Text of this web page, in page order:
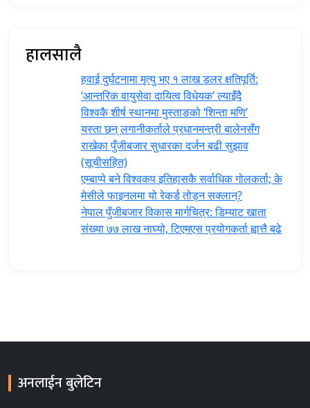
हालसालै
हवाई दुर्घटनामा मृत्यु भए १ लाख डलर क्षतिपूर्ति:
‘आन्तरिक वायुसेवा दायित्व विधेयक’ ल्याइँदै
विश्वकै शीर्ष स्थानमा मुस्ताङको ‘शिन्ता मणि’
यस्ता छन् लगानीकर्ताले प्रधानमन्त्री ‍बालेनसँग
राखेका पुँजीबजार सुधारका दर्जन बढी सुझाव
(सूचीसहित)
एम्बाप्पे बने विश्वकप इतिहासकै सर्वाधिक गोलकर्ता; के
मेसीले फाइनलमा यो रेकर्ड तोड्न सक्लान्?
नेपाल पुँजीबजार विकास मार्गचित्र: डिम्याट खाता
संख्या ७७ लाख नाघ्यो, टिएमएस प्रयोगकर्ता ह्वात्तै बढे
अनलाईन बुलेटिन